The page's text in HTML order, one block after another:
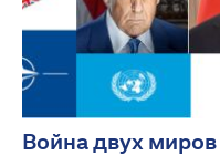
Война двух миров